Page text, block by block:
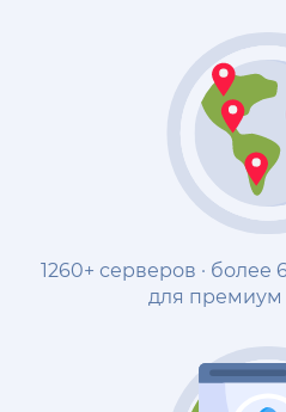
1260+ серверов · более
для премиум